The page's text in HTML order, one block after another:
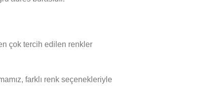
çok tercih edilen renkler
farklı renk seçenekleriyle